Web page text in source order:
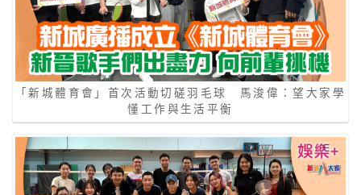
「新城體育會」首次活動切磋羽毛球 馬浚偉：望大家學
懂工作與生活平衡